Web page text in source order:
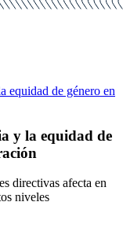
equidad de género en
y la equidad de
directivas afecta en
niveles